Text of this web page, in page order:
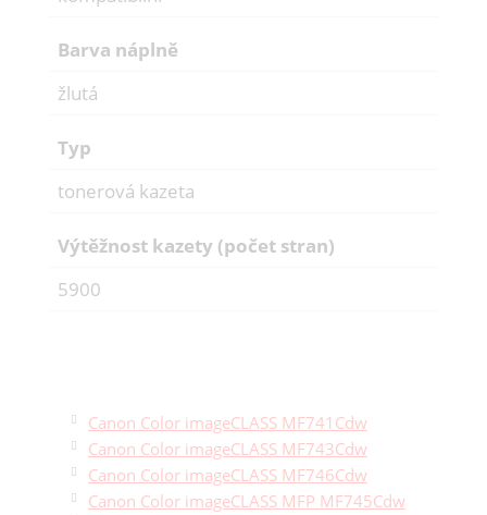
Barva náplně
žlutá
Typ
tonerová kazeta
Výtěžnost kazety (počet stran)
5900
Canon Color imageCLASS MF741Cdw
Canon Color imageCLASS MF743Cdw
Canon Color imageCLASS MF746Cdw
Canon Color imageCLASS MFP MF745Cdw